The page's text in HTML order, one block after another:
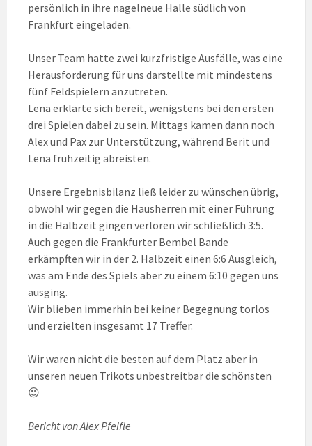
persönlich in ihre nagelneue Halle südlich von
Frankfurt eingeladen.
Unser Team hatte zwei kurzfristige Ausfälle, was eine
Herausforderung für uns darstellte mit mindestens
fünf Feldspielern anzutreten.
Lena erklärte sich bereit, wenigstens bei den ersten
drei Spielen dabei zu sein. Mittags kamen dann noch
Alex und Pax zur Unterstützung, während Berit und
Lena frühzeitig abreisten.
Unsere Ergebnisbilanz ließ leider zu wünschen übrig,
obwohl wir gegen die Hausherren mit einer Führung
in die Halbzeit gingen verloren wir schließlich 3:5.
Auch gegen die Frankfurter Bembel Bande
erkämpften wir in der 2. Halbzeit einen 6:6 Ausgleich,
was am Ende des Spiels aber zu einem 6:10 gegen uns
ausging.
Wir blieben immerhin bei keiner Begegnung torlos
und erzielten insgesamt 17 Treffer.
Wir waren nicht die besten auf dem Platz aber in
unseren neuen Trikots unbestreitbar die schönsten
😉
Bericht von Alex Pfeifle